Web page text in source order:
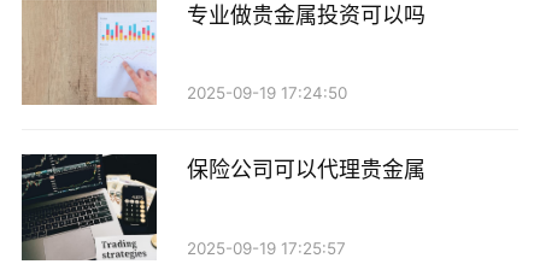
3. 心理负担：每天关注贵金属市场，可能会让投资
者产生过度紧张和焦虑，影响投资心态。定投的核心在
定投的优势
1. 降低风险：通过定期定额投资，您可以在市场低
专业做贵金属投资可以吗
2025-09-19 17:24:50
保险公司可以代理贵金属
2025-09-19 17:25:57